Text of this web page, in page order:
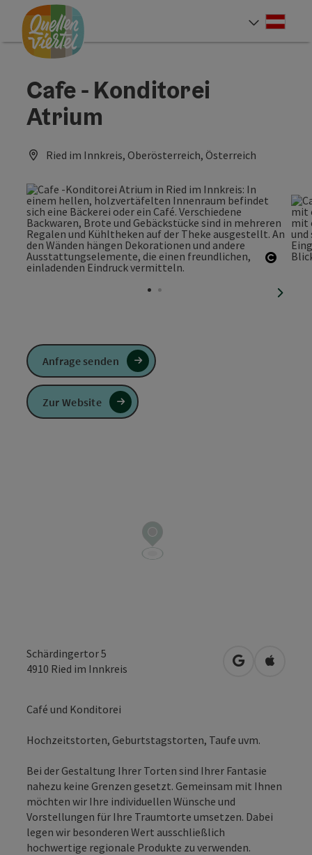
Zum Inhalt
Zur Navigation
Zum Seitenanfang
Cafe - Konditorei
Atrium
Ried im Innkreis, Oberösterreich, Österreich
Schärdingertor 5
4910 Ried im Innkreis in Google
in
Café und Konditorei
Hochzeitstorten, Geburtstagstorten, Taufe uvm.
Bei der Gestaltung Ihrer Torten sind Ihrer Fantasie
nahezu keine Grenzen gesetzt. Gemeinsam mit Ihnen
möchten wir Ihre individuellen Wünsche und
Vorstellungen für Ihre Traumtorte umsetzen. Dabei
legen wir besonderen Wert ausschließlich
hochwertige regionale Produkte zu verwenden.
Anfrage senden
Zur Website